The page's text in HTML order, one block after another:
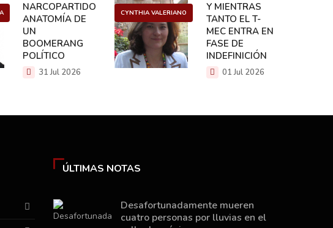
NARCOPARTIDO:
ANATOMÍA DE
UN
BOOMERANG
POLÍTICO
31 Jul 2026
CYNTHIA VALERIANO
Y MIENTRAS
TANTO EL T-
MEC ENTRA EN
FASE DE
INDEFINICIÓN
01 Jul 2026
ÚLTIMAS NOTAS
Desafortunadamente mueren
cuatro personas por lluvias en el